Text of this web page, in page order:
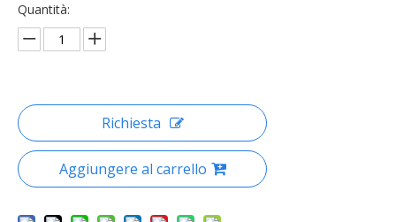
Quantità:
Richiesta
Aggiungere al carrello